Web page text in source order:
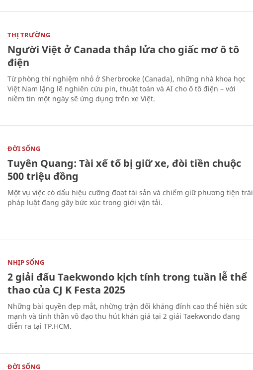
THỊ TRƯỜNG
Người Việt ở Canada thắp lửa cho giấc mơ ô tô
điện
Từ phòng thí nghiệm nhỏ ở Sherbrooke (Canada), những nhà khoa học
Việt Nam lặng lẽ nghiên cứu pin, thuật toán và AI cho ô tô điện – với
niềm tin một ngày sẽ ứng dụng trên xe Việt.
ĐỜI SỐNG
Tuyên Quang: Tài xế tố bị giữ xe, đòi tiền chuộc
500 triệu đồng
Một vụ việc có dấu hiệu cưỡng đoạt tài sản và chiếm giữ phương tiện trái
pháp luật đang gây bức xúc trong giới vận tải.
NHỊP SỐNG
2 giải đấu Taekwondo kịch tính trong tuần lễ thể
thao của CJ K Festa 2025
Những bài quyền đẹp mắt, những trận đối kháng đỉnh cao thể hiện sức
mạnh và tinh thần võ đạo thu hút khán giả tại 2 giải Taekwondo đang
diễn ra tại TP.HCM.
ĐỜI SỐNG